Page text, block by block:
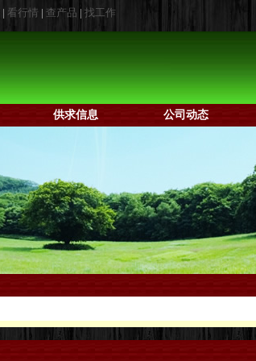
| 看行情 | 查产品 | 找工作
供求信息 公司动态